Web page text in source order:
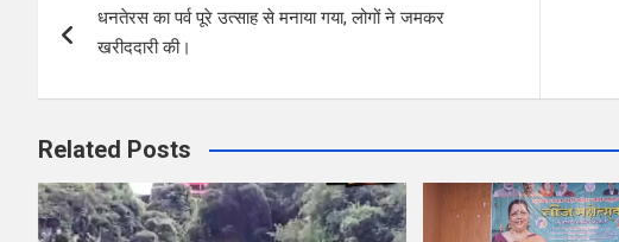
o
o
k
A
p
navigation
धनतेरस का पर्व पूरे उत्साह से मनाया गया, लोगों ने जमकर
खरीददारी की।
Related Posts